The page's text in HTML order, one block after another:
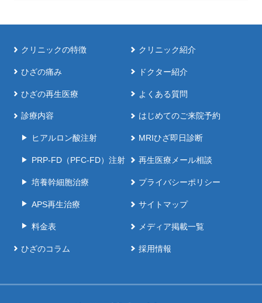
クリニックの特徴
ひざの痛み
ひざの再生医療
診療内容
ヒアルロン酸注射
PRP-FD（PFC-FD）注射
培養幹細胞治療
APS再生治療
料金表
ひざのコラム
クリニック紹介
ドクター紹介
よくある質問
はじめてのご来院予約
MRIひざ即日診断
再生医療メール相談
プライバシーポリシー
サイトマップ
メディア掲載一覧
採用情報